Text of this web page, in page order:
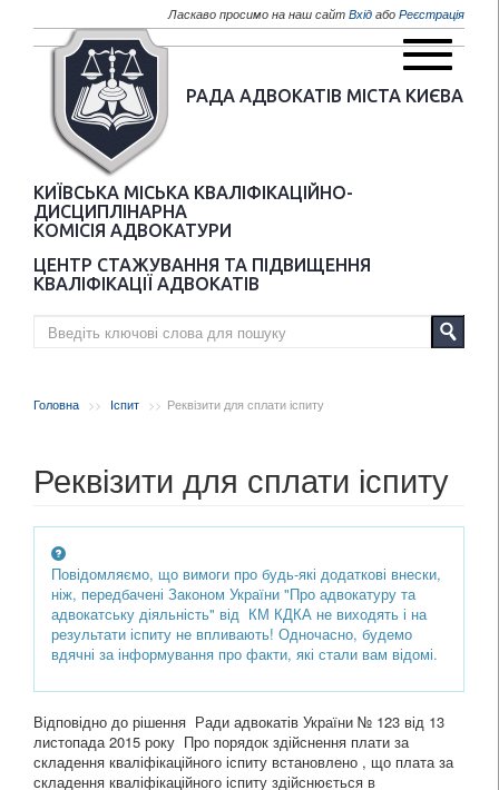
Перейти до основного матеріалуЛаскаво просимо на наш сайт Вхід або Реєстрація
РАДА АДВОКАТІВ МІСТА КИЄВА
КИЇВСЬКА МІСЬКА КВАЛІФІКАЦІЙНО-
ДИСЦИПЛІНАРНА
КОМІСІЯ АДВОКАТУРИ
ЦЕНТР СТАЖУВАННЯ ТА ПІДВИЩЕННЯ
КВАЛІФІКАЦІЇ АДВОКАТІВ
Головна Іспит Реквізити для сплати іспиту
Реквізити для сплати іспиту
Повідомляємо, що вимоги про будь-які додаткові внески,
ніж, передбачені Законом України "Про адвокатуру та
адвокатську діяльність" від КМ КДКА не виходять і на
результати іспиту не впливають! Одночасно, будемо
вдячні за інформування про факти, які стали вам відомі.
Відповідно до рішення Ради адвокатів України № 123 від 13
листопада 2015 року Про порядок здійснення плати за
складення кваліфікаційного іспиту встановлено , що плата за
складення кваліфікаційного іспиту здійснюється в